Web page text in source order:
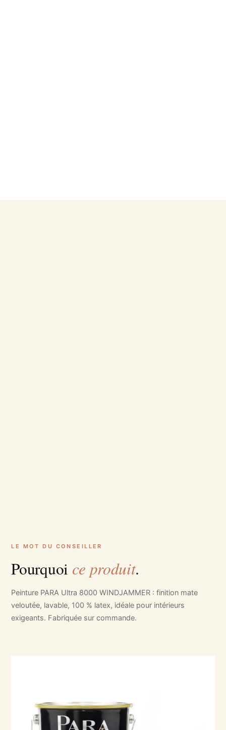
LE MOT DU CONSEILLER
Pourquoi ce produit.
Peinture PARA Ultra 8000 WINDJAMMER : finition mate
veloutée, lavable, 100 % latex, idéale pour intérieurs
exigeants. Fabriquée sur commande.